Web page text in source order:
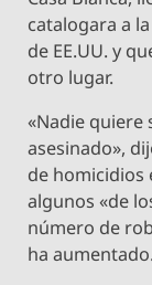
catalogara a
de EE.UU. y
otro lugar.
«Nadie quiere
asesinado»,
de homicidios
algunos «de
número de
ha aumentado.